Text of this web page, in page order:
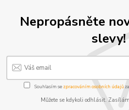
Nepropásněte
slevy!
Souhlasím se zpracováním osobních údajů
Můžete se kdykoli odhlásit.